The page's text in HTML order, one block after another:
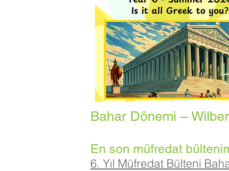
Bahar Dönemi –
En son müfredat
6. Yıl Müfredat Bülteni